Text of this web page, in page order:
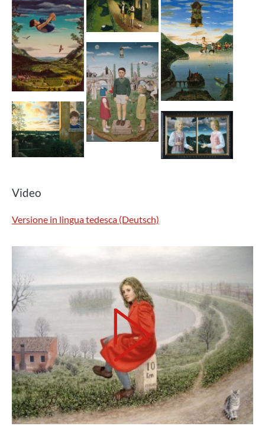
Video
Versione in lingua tedesca (Deutsch)